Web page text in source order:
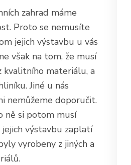
zahrad máme
Proto se nemusíte
jejich výstavbu u vás
však na tom, že musí
kvalitního materiálu, a
Jiné u nás
nemůžeme doporučit.
ně si potom musí
jejich výstavbu zaplatí
vyrobeny z jiných a